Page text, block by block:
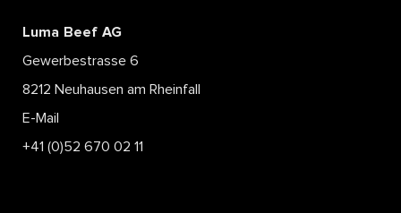
Luma Beef AG
Gewerbestrasse 6
8212 Neuhausen am Rheinfall
E-Mail
+41 (0)52 670 02 11